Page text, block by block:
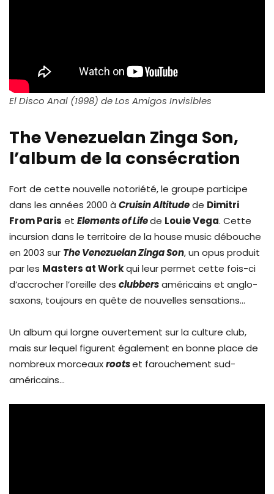
El Disco Anal (1998) de Los Amigos Invisibles
The Venezuelan Zinga Son,
l’album de la consécration
Fort de cette nouvelle notoriété, le groupe participe
dans les années 2000 à Cruisin Altitudede Dimitri
From Paris et Elements of Lifede Louie Vega. Cette
incursion dans le territoire de la house music débouche
en 2003 sur The Venezuelan Zinga Son, un opus produit
par les Masters at Workqui leur permet cette fois-ci
d’accrocher l’oreille des clubbersaméricains et anglo-
saxons, toujours en quête de nouvelles sensations…
Un album qui lorgne ouvertement sur la culture club,
mais sur lequel figurent également en bonne place de
nombreux morceauxrootset farouchement sud-
américains…